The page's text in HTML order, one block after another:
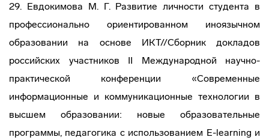
29. Евдокимова М. Г. Развитие личности студента в
профессионально ориентированном иноязычном
образовании на основе ИКТ//Сборник докладов
российских участников II Международной научно-
практической конференции «Современные
информационные и коммуникационные технологии в
высшем образовании: новые образовательные
программы, педагогика с использованием E-learning и